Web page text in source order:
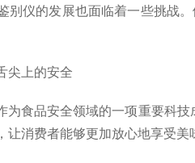
仪的发展也面临着一些挑战。
上的安全
品安全领域的一项重要科技
让消费者能够更加放心地享受美